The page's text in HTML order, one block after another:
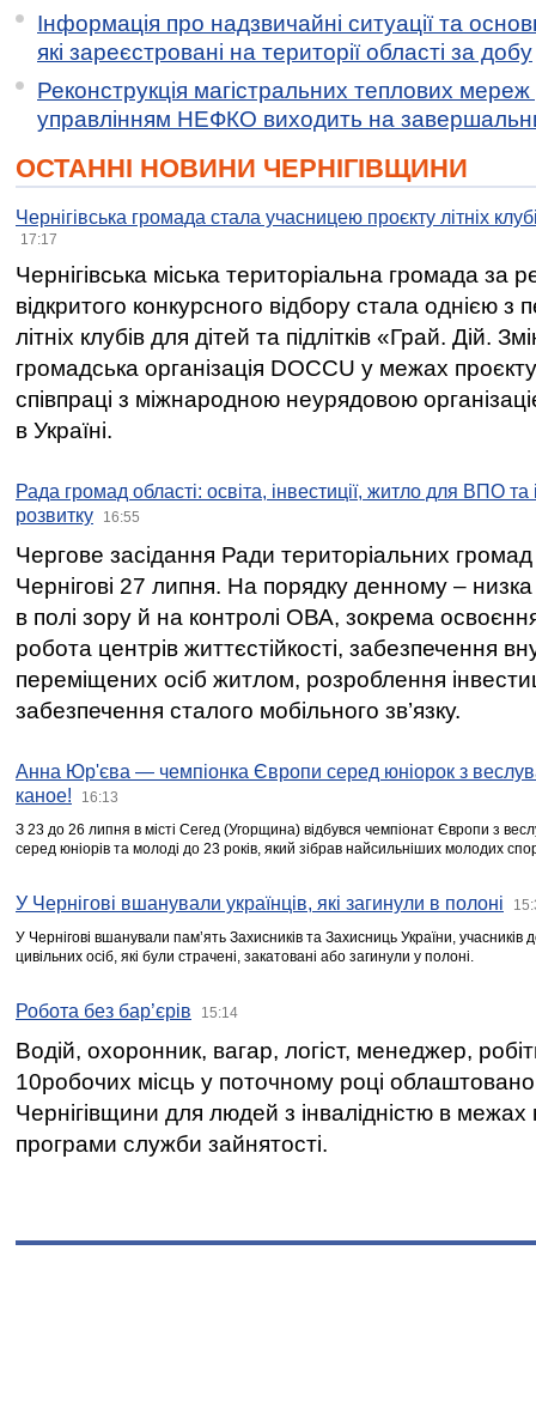
Інформація про надзвичайні ситуації та
які зареєстровані на території області за добу
Реконструкція магістральних теплових мереж
управлінням НЕФКО виходить на
ОСТАННІ НОВИНИ ЧЕРНІГІВЩИНИ
Чернігівська громада стала учасницею проєкту літніх
17:17
Чернігівська міська територіальна громада за
відкритого конкурсного відбору стала однією
літніх клубів для дітей та підлітків «Грай. Дій.
громадська організація DOCCU у межах
співпраці з міжнародною неурядовою
в Україні.
Рада громад області: освіта, інвестиції, житло для ВПО
розвитку
16:55
Чергове засідання Ради територіальних громад
Чернігові 27 липня. На порядку денному –
в полі зору й на контролі ОВА, зокрема освоєння
робота центрів життєстійкості, забезпечення
переміщених осіб житлом, розроблення
забезпечення сталого мобільного зв’язку.
Анна Юр'єва — чемпіонка Європи серед юніорок з
каное!
16:13
З 23 до 26 липня в місті Сегед (Угорщина) відбувся чемпіонат Європи з
серед юніорів та молоді до 23 років, який зібрав найсильніших молодих
У Чернігові вшанували українців, які загинули в полоні
У Чернігові вшанували пам’ять Захисників та Захисниць України,
цивільних осіб, які були страчені, закатовані або загинули у полоні.
Робота без бар’єрів 15:14
Водій, охоронник, вагар, логіст, менеджер,
10робочих місць у поточному році
Чернігівщини для людей з інвалідністю в межах
програми служби зайнятості.